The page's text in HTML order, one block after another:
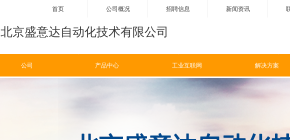
ꀶ 公司 ꀹ
公司 产品中心 工业互联网 解决方案
北京盛意达自动化技术有限公司
首页 公司概况 招聘信息 新闻资讯